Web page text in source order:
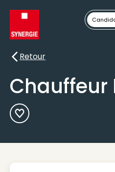
Retour
Retour
Chauffeur
Ajouter aux Favoris